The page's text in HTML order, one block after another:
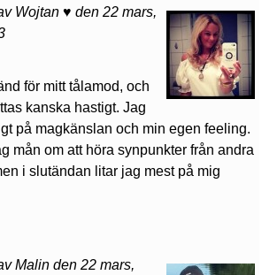
Wojtan ♥ den 22 mars,
för mitt tålamod, och
kanska hastigt. Jag
på magkänslan och min egen feeling.
mån om att höra synpunkter från andra
i slutändan litar jag mest på mig
Malin den 22 mars,